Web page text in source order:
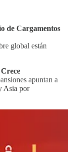
de Cargamentos
global están
apuntan a
Asia por